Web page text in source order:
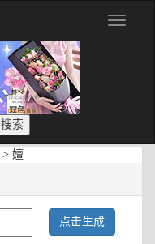
分
> 嬗
点击生成